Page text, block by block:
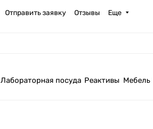
Отправить заявку Отзывы Еще
Лабораторная посуда Реактивы Мебель